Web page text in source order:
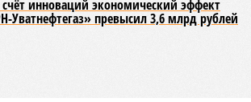
счёт инноваций экономический эффект
Уватнефтегаз» превысил 3,6 млрд рублей